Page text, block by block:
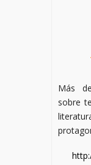
Más
sobre